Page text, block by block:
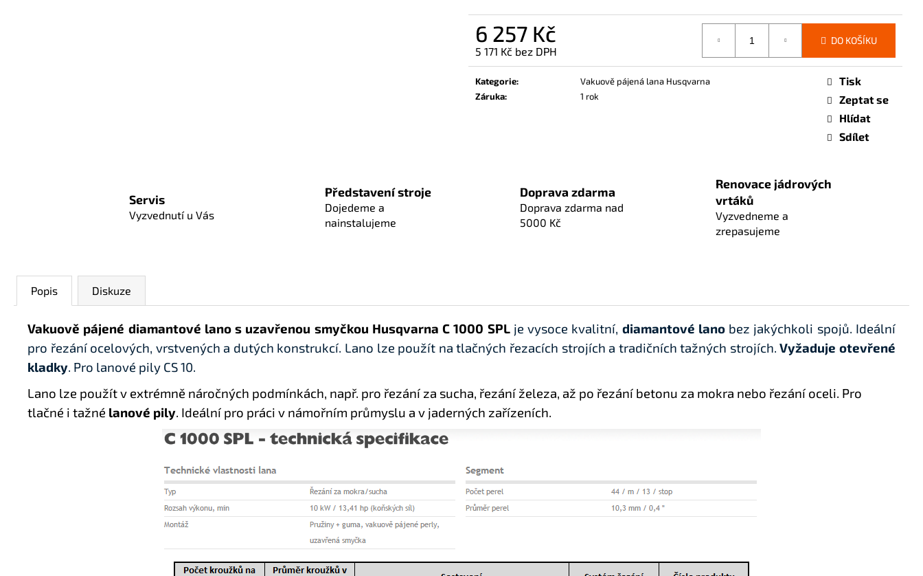
6 257 Kč
5 171 Kč bez DPH
Měrná
cena:
DO KOŠÍKU
Kategorie:
Vakuově pájená lana Husqvarna
Záruka: 1 rok
Tisk
Zeptat se
Hlídat
Sdílet
Servis
Vyzvednutí u Vás
Představení stroje
Dojedeme a
nainstalujeme
Doprava zdarma
Doprava zdarma nad
5000 Kč
Renovace jádrových
vrtáků
Vyzvedneme a
zrepasujeme
Popis Diskuze
Vakuově pájené diamantové lano s uzavřenou smyčkou Husqvarna C 1000 SPL je vysoce kvalitní, diamantové lano bez jakýchkoli spojů. Ideální
pro řezání ocelových, vrstvených a dutých konstrukcí. Lano lze použít na tlačných řezacích strojích a tradičních tažných strojích.Vyžaduje otevřené
kladky. Pro lanové pily CS 10.
Lano lze použít v extrémně náročných podmínkách, např. pro řezání za sucha, řezání železa, až po řezání betonu za mokra nebo řezání oceli. Pro
tlačné i tažné lanové pily. Ideální pro práci v námořním průmyslu a v jaderných zařízeních.